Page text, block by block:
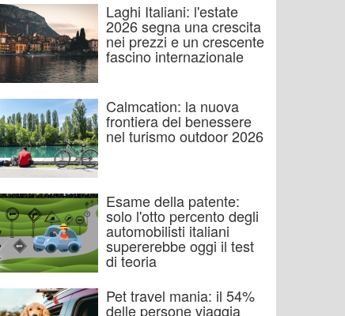
Laghi Italiani: l'estate
2026 segna una crescita
nei prezzi e un crescente
fascino internazionale
Calmcation: la nuova
frontiera del benessere
nel turismo outdoor 2026
Esame della patente:
solo l'otto percento degli
automobilisti italiani
supererebbe oggi il test
di teoria
Pet travel mania: il 54%
delle persone viaggia